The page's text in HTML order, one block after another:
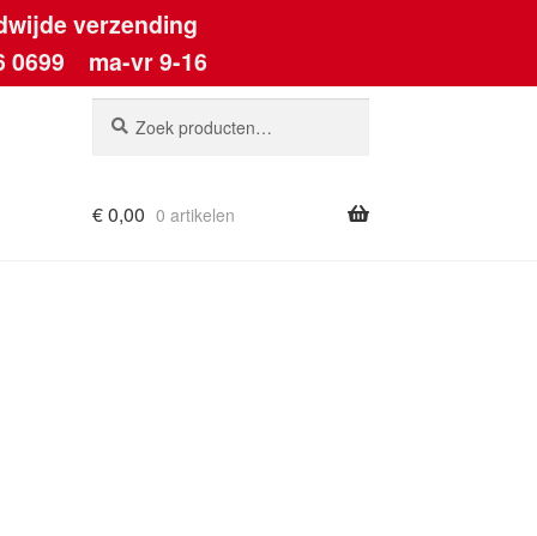
verzending
0699 ma-vr 9-16
naar:
€0,00 0 artikelen